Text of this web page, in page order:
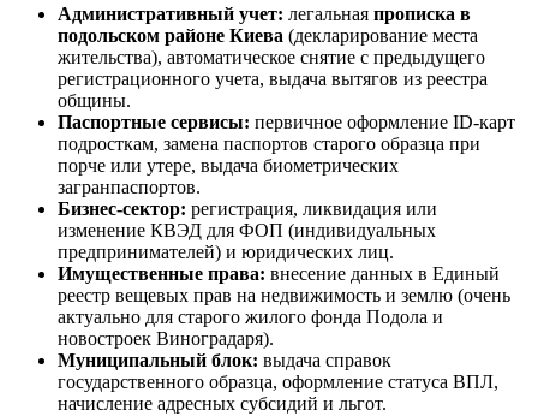
Административный учет: легальная прописка в
подольском районе Киева (декларирование места
жительства), автоматическое снятие с предыдущего
регистрационного учета, выдача вытягов из реестра
общины.
Паспортные сервисы: первичное оформление ID-карт
подросткам, замена паспортов старого образца при
порче или утере, выдача биометрических
загранпаспортов.
Бизнес-сектор: регистрация, ликвидация или
изменение КВЭД для ФОП (индивидуальных
предпринимателей) и юридических лиц.
Имущественные права: внесение данных в Единый
реестр вещевых прав на недвижимость и землю (очень
актуально для старого жилого фонда Подола и
новостроек Виноградаря).
Муниципальный блок: выдача справок
государственного образца, оформление статуса ВПЛ,
начисление адресных субсидий и льгот.